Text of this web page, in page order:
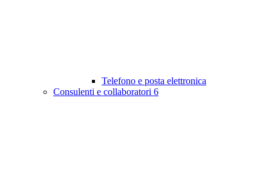
Telefono e posta elettronica
Consulenti e collaboratori 6